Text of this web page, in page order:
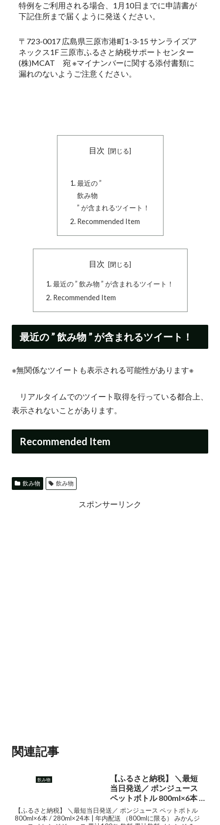
特例をご利用される場合、1月10日までに申請書が
下記住所まで届くように発送ください。
〒723-0017 広島県三原市港町1-3-15 サンライズア
ネックス1F 三原市ふるさと納税サポートセンター
(株)MCAT 宛 ※マイナンバーに関する添付書類に
漏れのないようご注意ください。
目次
最近の ”
飲み物
” が含まれるツイート！
Recommended Item
目次
最近の ” 飲み物 ” が含まれるツイート！
Recommended Item
最近の ” 飲み物 ” が含まれるツイート！
※無関係なツイートも表示される可能性があります※
リアルタイムでのツイート取得を行っている都合上、
表示されないことがあります。
Recommended Item
飲み物 飲み物
スポンサーリンク
関連記事
飲み物
【ふるさと納税】 ＼最短
当日発送／ ポンジュース
ペットボトル 800ml×6本 /
280ml×24本 | 年内配送
（800mlに限る） みかんジ
【ふるさと納税】 ＼最短当日発送／ ポンジュース ペットボトル
800ml×6本 / 280ml×24本 | 年内配送 （800mlに限る） みかんジ